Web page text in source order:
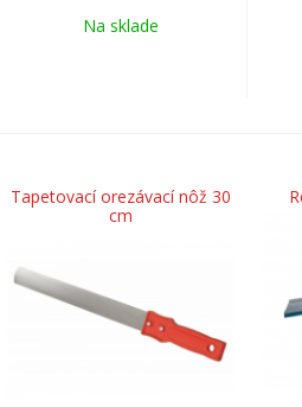
Na sklade
Tapetovací orezávací nôž 30
cm